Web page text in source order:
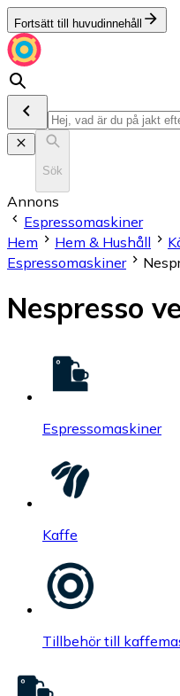
Fortsätt till huvudinnehåll
Sök
Annons
Espressomaskiner
Hem
Hem & Hushåll
Espressomaskiner
Nespresso
Espressomaskiner
Kaffe
Tillbehör till